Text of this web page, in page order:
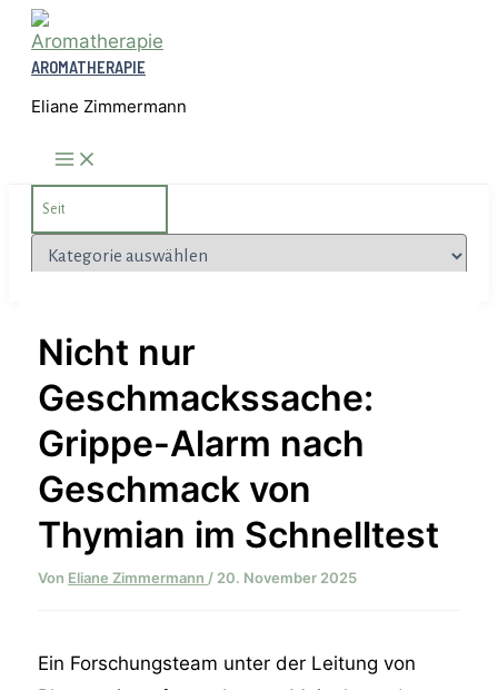
Zum
Inhalt
springen
AROMATHERAPIE
Eliane Zimmermann
for:
Kategorien
Nicht nur
Geschmackssache:
Grippe-Alarm nach
Geschmack von
Thymian im Schnelltest
Von Eliane Zimmermann/ 20. November 2025
Ein Forschungsteam unter der Leitung von